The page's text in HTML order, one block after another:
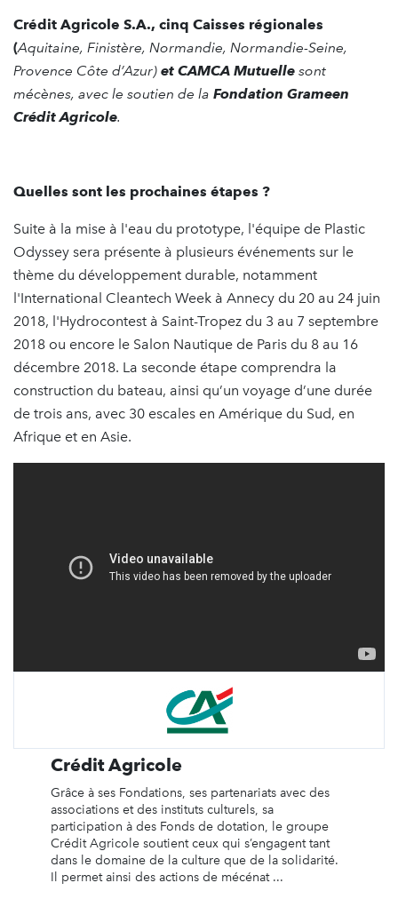
Crédit Agricole S.A., cinq Caisses régionales
(Aquitaine, Finistère, Normandie, Normandie-Seine,
Provence Côte d’Azur) et CAMCA Mutuelle sont
mécènes, avec le soutien de la Fondation Grameen
Crédit Agricole.
Quelles sont les prochaines étapes ?
Suite à la mise à l'eau du prototype, l'équipe de Plastic
Odyssey sera présente à plusieurs événements sur le
thème du développement durable, notamment
l'International Cleantech Week à Annecy du 20 au 24 juin
2018, l'Hydrocontest à Saint-Tropez du 3 au 7 septembre
2018 ou encore le Salon Nautique de Paris du 8 au 16
décembre 2018. La seconde étape comprendra la
construction du bateau, ainsi qu’un voyage d’une durée
de trois ans, avec 30 escales en Amérique du Sud, en
Afrique et en Asie.
Crédit Agricole
Grâce à ses Fondations, ses partenariats avec des
associations et des instituts culturels, sa
participation à des Fonds de dotation, le groupe
Crédit Agricole soutient ceux qui s’engagent tant
dans le domaine de la culture que de la solidarité.
Il permet ainsi des actions de mécénat ...